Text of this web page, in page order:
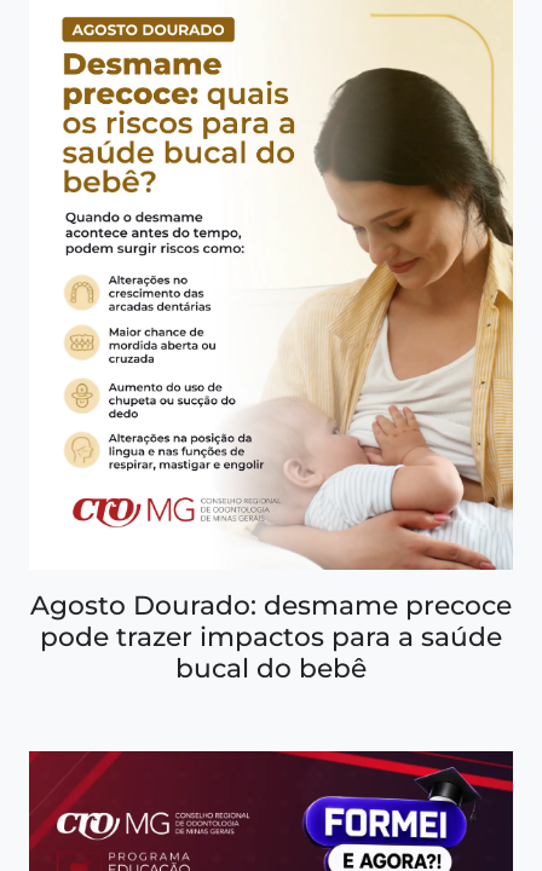
Agosto Dourado: desmame precoce
pode trazer impactos para a saúde
bucal do bebê